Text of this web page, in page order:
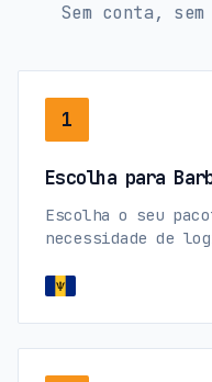
Sem conta,
1
Escolha para
Escolha o seu
necessidade de